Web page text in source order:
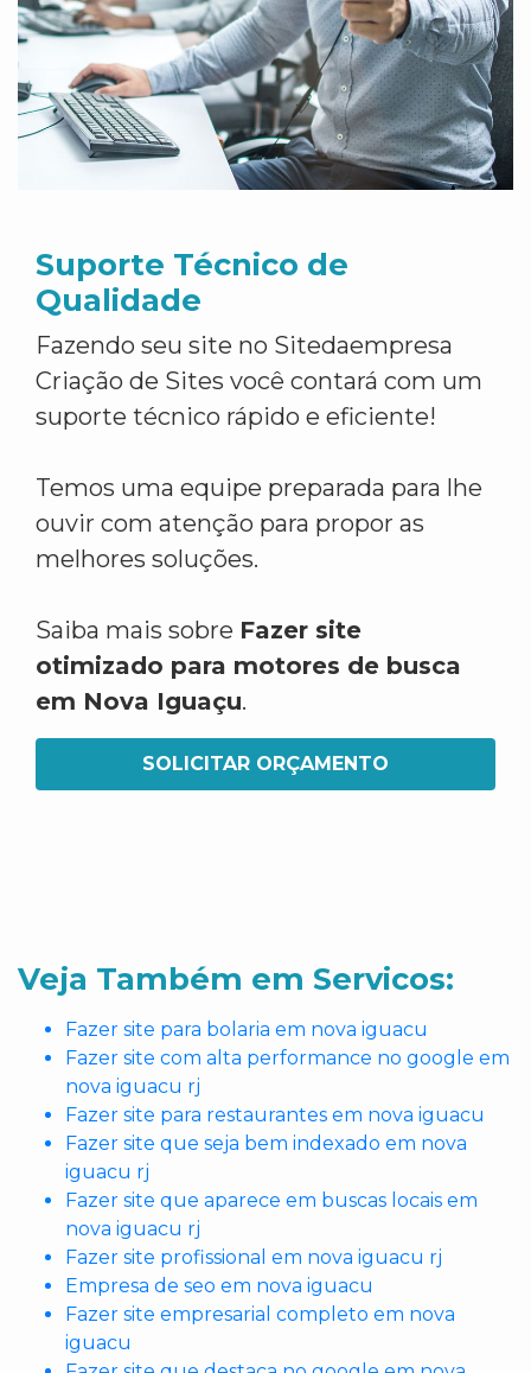
Suporte Técnico de
Qualidade
Fazendo seu site no Sitedaempresa
Criação de Sites você contará com um
suporte técnico rápido e eficiente!
Temos uma equipe preparada para lhe
ouvir com atenção para propor as
melhores soluções.
Saiba mais sobre Fazer site
otimizado para motores de busca
em Nova Iguaçu.
SOLICITAR ORÇAMENTO
Veja Também em Servicos:
Fazer site para bolaria em nova iguacu
Fazer site com alta performance no google em
nova iguacu rj
Fazer site para restaurantes em nova iguacu
Fazer site que seja bem indexado em nova
iguacu rj
Fazer site que aparece em buscas locais em
nova iguacu rj
Fazer site profissional em nova iguacu rj
Empresa de seo em nova iguacu
Fazer site empresarial completo em nova
iguacu